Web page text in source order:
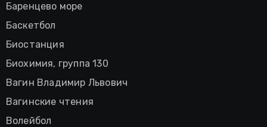
Баренцево море
Баскетбол
Биостанция
Биохимия, группа 130
Вагин Владимир Львович
Вагинские чтения
Волейбол